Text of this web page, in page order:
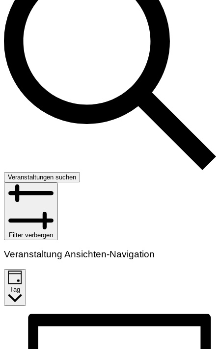
Veranstaltungen suchen
Filter verbergen
Veranstaltung Ansichten-Navigation
Tag